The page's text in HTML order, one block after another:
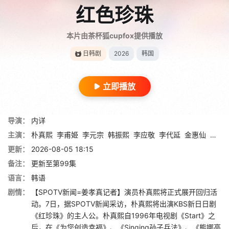
红色珍珠
本片由茶杯狐cupfox提供播放
日韩剧 2026 韩国
立即播放
导演：
内详
主演：
朴真熙 李甫姫 李元宗 韩振熙 李应敬 李代延 金惠仙 金宣
更新：
2026-08-05 18:15
备注：
更新至第99集
语言：
韩语
剧情：
【SPOTV新闻=姜孝真记者】演员朴真熙将正式展开回归活
动。7日，据SPOTV新闻采访，朴真熙将出演KBS新日日剧
《红珍珠》的主人公。朴真熙自1996年电视剧《Start》之
后，在《为您创造幸福》、《Singing孙子兵法》、《熊娜高